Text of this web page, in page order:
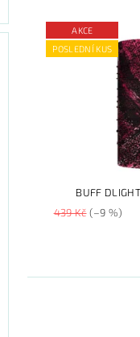
AKCE
POSLEDNÍ KUS
BUFF
439 Kč(–9 %)